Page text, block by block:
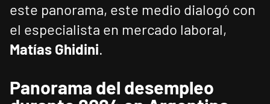
este panorama, este medio dialogó con
el especialista en mercado laboral,
Matías Ghidini.
Panorama del desempleo